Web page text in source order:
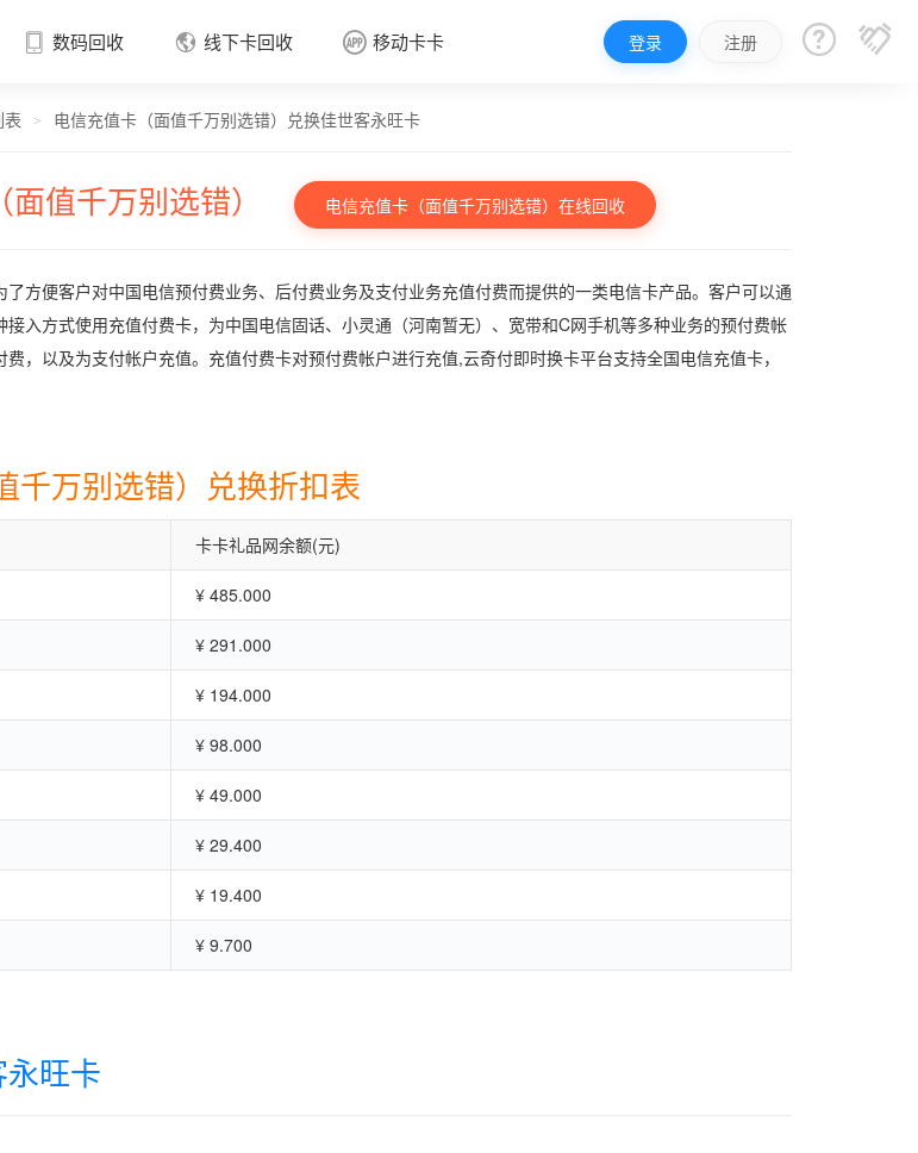
 数码回收  线下卡回收  移动卡卡 登录 注册  
> 电信充值卡（面值千万别选错）兑换佳世客永旺卡
值千万别选错） 电信充值卡（面值千万别选错）在线回收
了方便客户对中国电信预付费业务、后付费业务及支付业务充值付费而提供的一类电信卡产品。客户可以通
入方式使用充值付费卡，为中国电信固话、小灵通（河南暂无）、宽带和C网手机等多种业务的预付费帐
，以及为支付帐户充值。充值付费卡对预付费帐户进行充值,云奇付即时换卡平台支持全国电信充值卡，
千万别选错）兑换折扣表
卡卡礼品网余额(元)
¥ 485.000
¥ 291.000
¥ 194.000
¥ 98.000
¥ 49.000
¥ 29.400
¥ 19.400
¥ 9.700
旺卡